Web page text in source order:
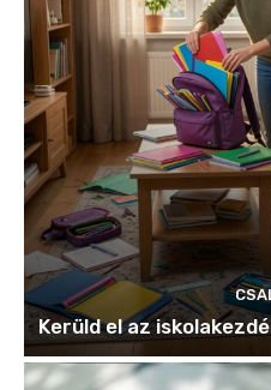
Kerüld el az